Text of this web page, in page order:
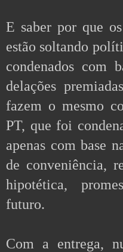
E saber por que
estão soltando
condenados com
delações
fazem o mesmo
PT, que foi
apenas com base
de conveniência,
hipotética,
futuro.
Com a entrega,